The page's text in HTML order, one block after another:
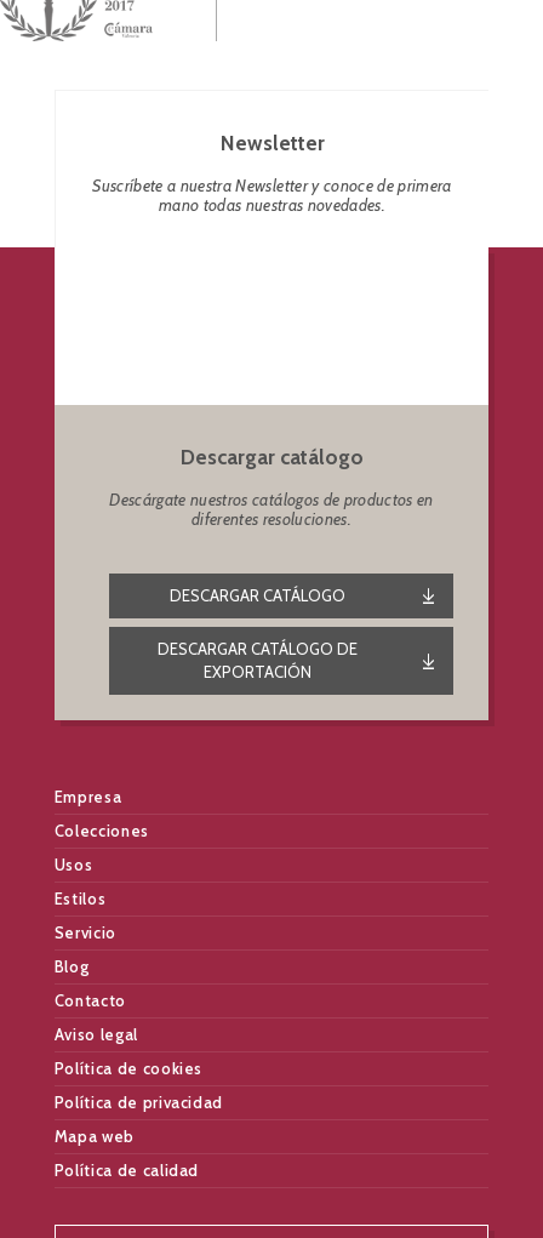
Newsletter
Suscríbete a nuestra Newsletter y conoce de primera
mano todas nuestras novedades.
Descargar catálogo
Descárgate nuestros catálogos de productos en
diferentes resoluciones.
DESCARGAR CATÁLOGO
DESCARGAR CATÁLOGO DE
EXPORTACIÓN
Empresa
Colecciones
Usos
Estilos
Servicio
Blog
Contacto
Aviso legal
Política de cookies
Política de privacidad
Mapa web
Política de calidad